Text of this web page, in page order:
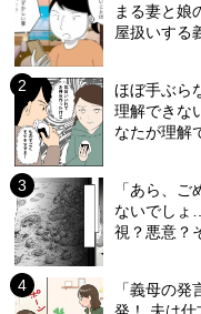
まる妻と娘
屋扱いする
ほぼ手ぶら
理解できな
なたが理解
「あら、
ないでしょ
視？悪意？
「義母の